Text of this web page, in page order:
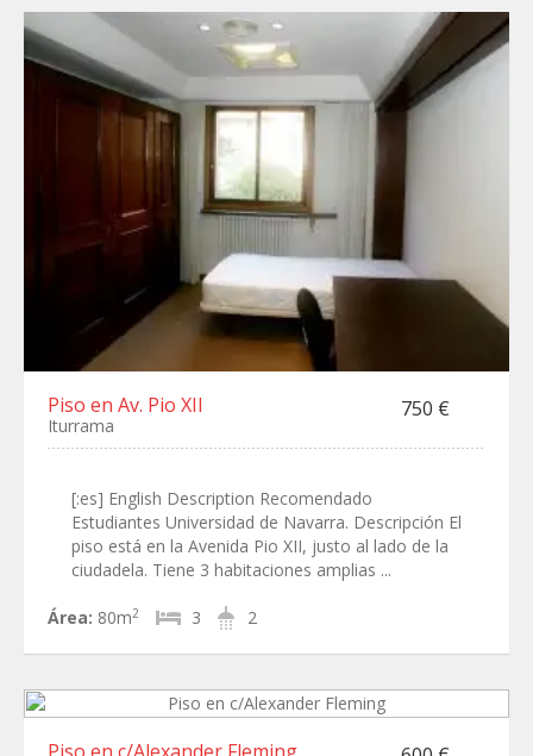
Piso en Av. Pio XII 750 €
Iturrama
[:es] English Description Recomendado
Estudiantes Universidad de Navarra. Descripción El
piso está en la Avenida Pio XII, justo al lado de la
ciudadela. Tiene 3 habitaciones amplias ...
Área: 80m2 3 2